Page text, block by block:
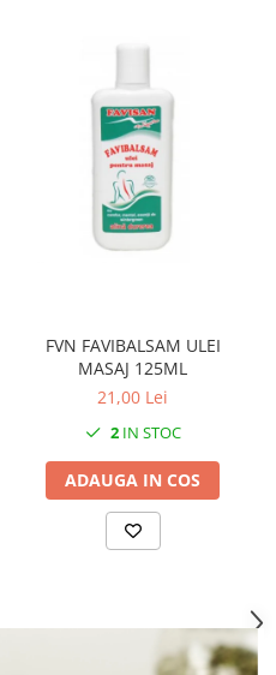
FVN FAVIBALSAM ULEI
MASAJ 125ML
21,00 Lei
2IN STOC
ADAUGA IN COS